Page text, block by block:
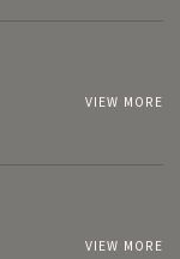
VIEW MORE
VIEW MORE